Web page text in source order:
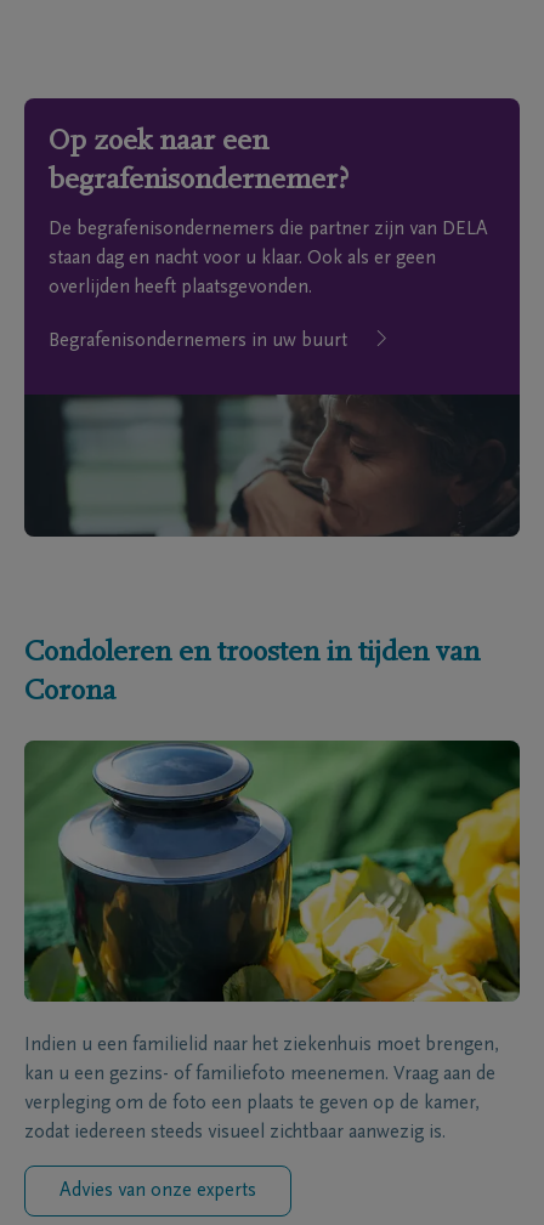
Op zoek naar een
begrafenisondernemer?
De begrafenisondernemers die partner zijn van DELA
staan dag en nacht voor u klaar. Ook als er geen
overlijden heeft plaatsgevonden.
Begrafenisondernemers in uw buurt
Condoleren en troosten in tijden van
Corona
Indien u een familielid naar het ziekenhuis moet brengen,
kan u een gezins- of familiefoto meenemen. Vraag aan de
verpleging om de foto een plaats te geven op de kamer,
zodat iedereen steeds visueel zichtbaar aanwezig is.
Advies van onze experts